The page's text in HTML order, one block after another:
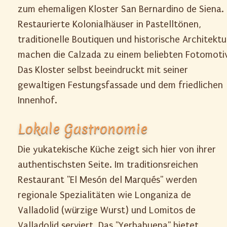
zum ehemaligen Kloster San Bernardino de Siena.
Restaurierte Kolonialhäuser in Pastelltönen,
traditionelle Boutiquen und historische
machen die Calzada zu einem beliebten
Das Kloster selbst beeindruckt mit seiner
gewaltigen Festungsfassade und dem friedlichen
Innenhof.
Lokale Gastronomie
Die yukatekische Küche zeigt sich hier von ihrer
authentischsten Seite. Im traditionsreichen
Restaurant "El Mesón del Marqués" werden
regionale Spezialitäten wie Longaniza de
Valladolid (würzige Wurst) und Lomitos de